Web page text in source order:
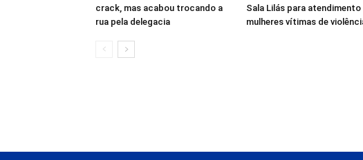
crack, mas acabou trocando a
rua pela delegacia
Sala Lilás para atendimento
mulheres vítimas de